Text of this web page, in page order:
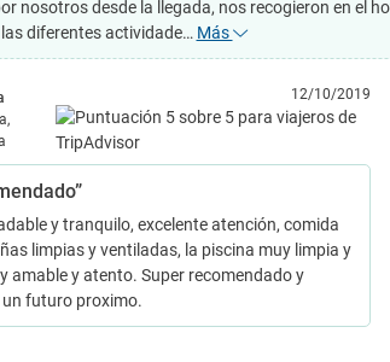
nosotros desde la llegada, nos recogieron en el
diferentes actividade… Más
12/10/2019
y tranquilo, excelente atención, comida
limpias y ventiladas, la piscina muy limpia y
amable y atento. Super recomendado y
un futuro proximo.